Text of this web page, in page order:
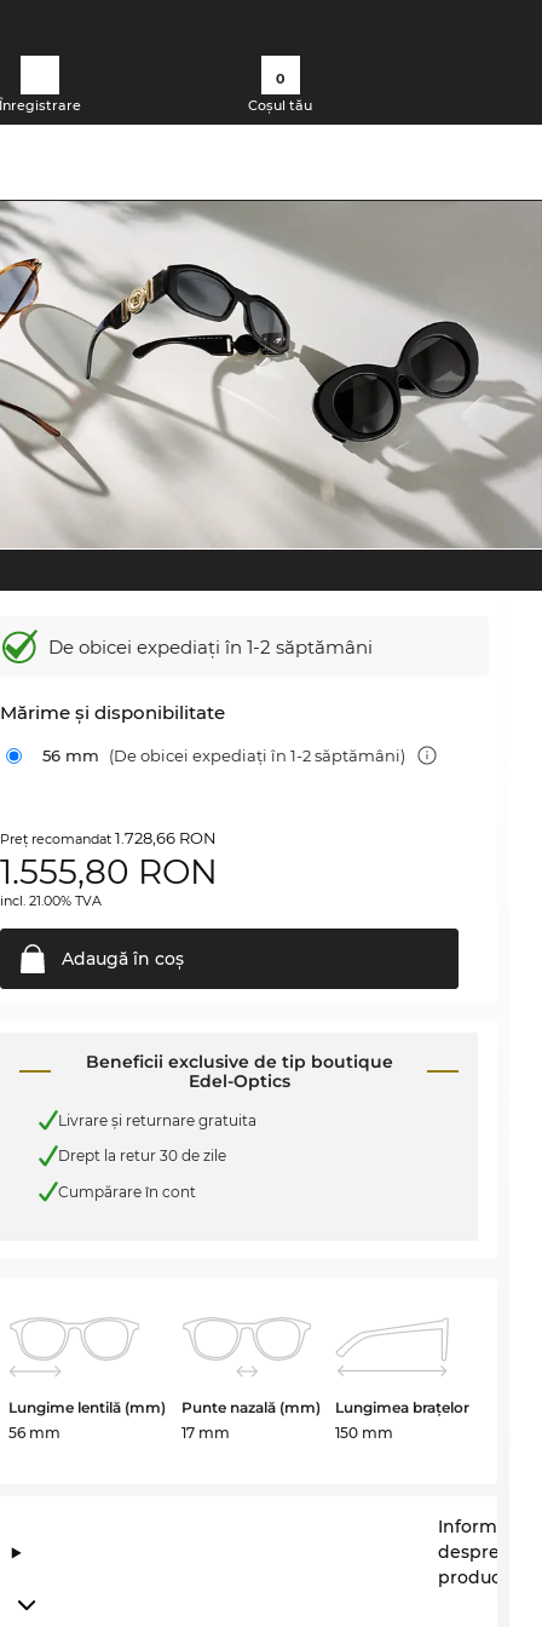
Înregistrare
0
Coșul tău
De obicei expediați în 1-2 săptămâni
Mărime şi disponibilitate
56 mm (De obicei expediați în 1-2 săptămâni)
Preţ recomandat1.728,66 RON
1.555,80 RON
incl. 21.00% TVA
Adaugă în coş
Beneficii exclusive de tip boutique
Edel-Optics
Livrare şi returnare gratuita
Drept la retur 30 de zile
Cumpărare în cont
Lungime lentilă (mm)
56 mm
Punte nazală (mm)
17 mm
Lungimea brațelor
150 mm
Informații
despre
producător